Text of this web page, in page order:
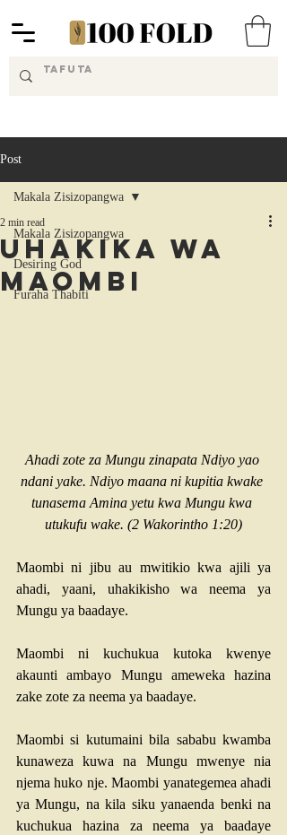
Post
Makala Zisizopangwa
Desiring God
Furaha Thabiti
Makala Zisizopangwa
UHAKIKA wa
Maombi
2 min read
Ahadi zote za Mungu zinapata Ndiyo yao
ndani yake. Ndiyo maana ni kupitia kwake
tunasema Amina yetu kwa Mungu kwa
utukufu wake. (2 Wakorintho 1:20)
Maombi ni jibu au mwitikio kwa ajili ya
ahadi, yaani, uhakikisho wa neema ya
Mungu ya baadaye.
Maombi ni kuchukua kutoka kwenye
akaunti ambayo Mungu ameweka hazina
zake zote za neema ya baadaye.
Maombi si kutumaini bila sababu kwamba
kunaweza kuwa na Mungu mwenye nia
njema huko nje. Maombi yanategemea ahadi
ya Mungu, na kila siku yanaenda benki na
kuchukua hazina za neema ya baadaye